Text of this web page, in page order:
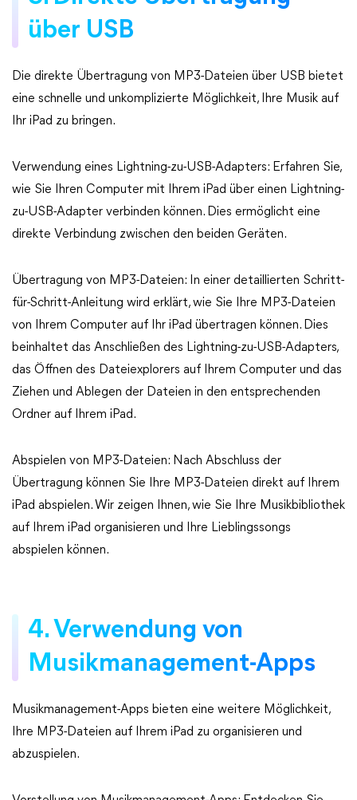
über USB
Die direkte Übertragung von MP3-Dateien über USB bietet
eine schnelle und unkomplizierte Möglichkeit, Ihre Musik auf
Ihr iPad zu bringen.
Verwendung eines Lightning-zu-USB-Adapters: Erfahren Sie,
wie Sie Ihren Computer mit Ihrem iPad über einen Lightning-
zu-USB-Adapter verbinden können. Dies ermöglicht eine
direkte Verbindung zwischen den beiden Geräten.
Übertragung von MP3-Dateien: In einer detaillierten Schritt-
für-Schritt-Anleitung wird erklärt, wie Sie Ihre MP3-Dateien
von Ihrem Computer auf Ihr iPad übertragen können. Dies
beinhaltet das Anschließen des Lightning-zu-USB-Adapters,
das Öffnen des Dateiexplorers auf Ihrem Computer und das
Ziehen und Ablegen der Dateien in den entsprechenden
Ordner auf Ihrem iPad.
Abspielen von MP3-Dateien: Nach Abschluss der
Übertragung können Sie Ihre MP3-Dateien direkt auf Ihrem
iPad abspielen. Wir zeigen Ihnen, wie Sie Ihre Musikbibliothek
auf Ihrem iPad organisieren und Ihre Lieblingssongs
abspielen können.
4. Verwendung von
Musikmanagement-Apps
Musikmanagement-Apps bieten eine weitere Möglichkeit,
Ihre MP3-Dateien auf Ihrem iPad zu organisieren und
abzuspielen.